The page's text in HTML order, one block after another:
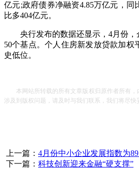
亿元;政府债券净融资4.85万亿元，同
比多404亿元。
央行发布的数据还显示，4月份，
50个基点。个人住房新发放贷款加权
史低位。
本网站所转载的所有文章版权归原作者所有，
涉及到版权问题，请及时与我们联系，我们将尽快
上一篇： 4月份中小企业发展指数为
下一篇： 科技创新迎来金融“硬支撑”